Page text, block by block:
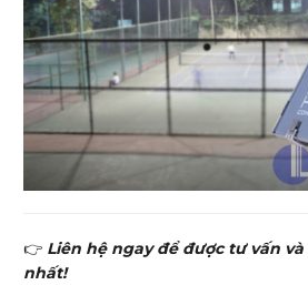
👉 Liên hệ ngay để được tư vấn
nhất!